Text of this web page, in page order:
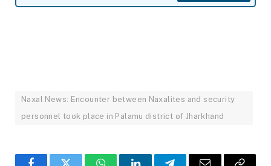
Naxal News: Encounter between Naxalites and security
personnel took place in Palamu district of Jharkhand